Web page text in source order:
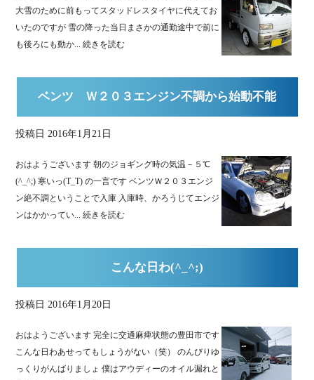
大雪のために前もってスタッドレスタイヤに代えてお
いたのですが 雪の降った当日まさかの通勤途中で前に
も後ろにも動か...続きを読む
ベンツ Ｗ２０３エンジン不調から始動不能
投稿日 2016年1月21日
おはようございます 朝のジョギング時の気温－５℃
(^_^;) 寒いっ(T_T) の一言です ベンツＷ２０３エンジ
ン絶不調ということで入庫 入庫時、かろうじてエンジ
ンはかかってい...続きを読む
こんな日わ(^_^;)
投稿日 2016年1月20日
おはようございます 完全に交通麻痺状態の豊田市です
こんな日わあせってもしょうがない（笑） のんびりゆ
っくりがんばりましょ 僕はアウディーのオイル漏れと